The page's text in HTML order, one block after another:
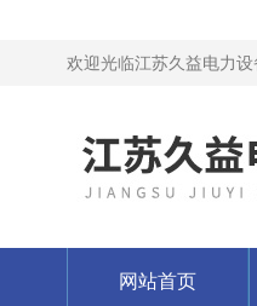
欢迎光临江苏久益电力设
网站首页